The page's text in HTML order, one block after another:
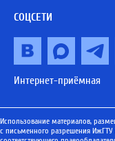
СОЦСЕТИ
Интернет-приёмная
Использование материалов,
с письменного разрешения